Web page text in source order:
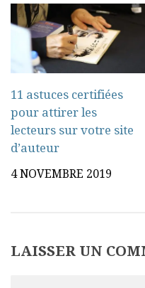
11 astuces certifiées
pour attirer les
lecteurs sur votre site
d’auteur
4 NOVEMBRE 2019
LAISSER UN